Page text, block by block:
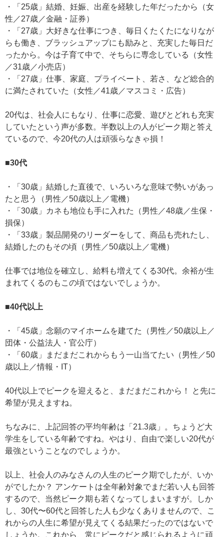
・「25歳」結婚、妊娠、出産を経験した年だったから（女
性／27歳／金融・証券）
・「27歳」大好きな仕事につき、毎日くたくたになりなが
らも働き、ブラッシュアップにも励みと、充実した毎日だ
ったから。今は子育て中で、そちらに専念している（女性
／31歳／小売店）
・「27歳」仕事、家庭、プライベート、若さ、など総合的
に満たされていた（女性／41歳／マスコミ・広告）
20代は、社会人にもなり、仕事に恋愛、遊びとどれも充実
していたという声が多数。半数以上の人がピーク期と答え
ているので、今20代の人は頑張らなきゃ損！
■30代
・「30歳」結婚した直後で、いろいろな意味で勢いがあっ
たと思う（男性／50歳以上／電機）
・「30歳」カネも地位も手に入れた（男性／48歳／生保・
損保）
・「33歳」製品開発のリーダーをして、商品も売れたし、
結婚したのもその頃（男性／50歳以上／電機）
仕事では地位を確立し、給料も増えてくる30代。余裕が生
まれてくるのもこの頃ではないでしょうか。
■40代以上
・「45歳」念願のマイホームを建てた（男性／50歳以上／
団体・公益法人・官公庁）
・「60歳」まだまだこれからもう一山当てたい（男性／50
歳以上／情報・IT）
40代以上でピークを迎えると、まだまだこれから！ と先に
希望が見えますね。
ちなみに、上記回答の平均年齢は「21.3歳」。ちょうど大
学生をしている年齢ですね。やはり、自由で楽しい20代が
最強ということなのでしょうか。
以上、社会人のみなさんの人生のピーク期でしたが、いか
がでしたか？ アンケートは全年齢対象でまだ若い人も回答
するので、当然ピーク期も若くなってしまいますが。しか
し、30代〜60代と回答した人も少なくありませんので、こ
れからの人生に希望が見えてくる結果だったのではないで
しょうか。これから、常にピークだと感じられるように頑